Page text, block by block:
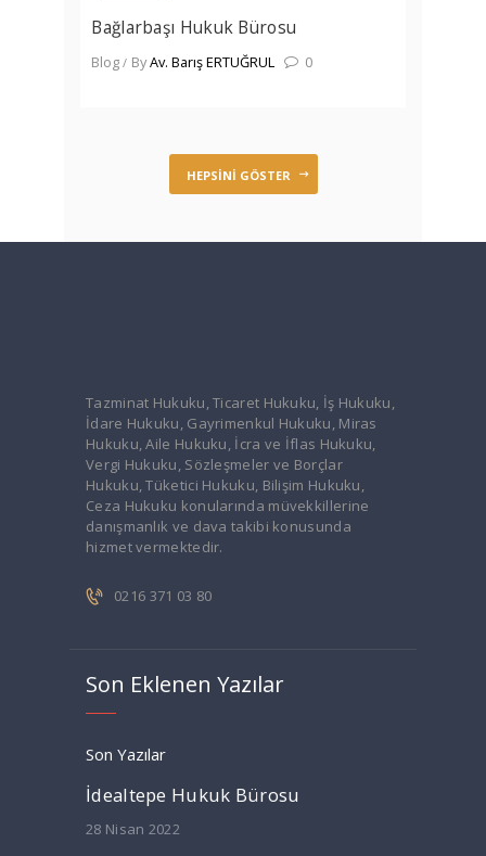
Bağlarbaşı Hukuk Bürosu
Blog ByAv. Barış ERTUĞRUL 0
HEPSINI GÖSTER
Tazminat Hukuku, Ticaret Hukuku, İş Hukuku,
İdare Hukuku, Gayrimenkul Hukuku, Miras
Hukuku, Aile Hukuku, İcra ve İflas Hukuku,
Vergi Hukuku, Sözleşmeler ve Borçlar
Hukuku, Tüketici Hukuku, Bilişim Hukuku,
Ceza Hukuku konularında müvekkillerine
danışmanlık ve dava takibi konusunda
hizmet vermektedir.
0216 371 03 80
Son Eklenen Yazılar
Son Yazılar
İdealtepe Hukuk Bürosu
28 Nisan 2022